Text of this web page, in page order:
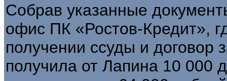
Собрав указанные
офис ПК «Ростов-Кредит»,
получении ссуды и договор
получила от Лапина 10 000